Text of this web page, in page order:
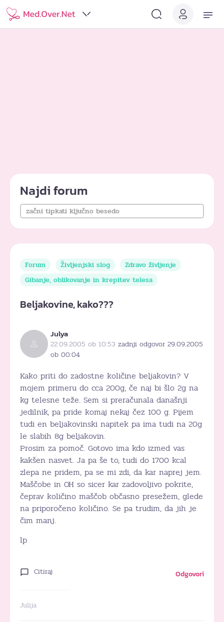
Najdi forum
Forum Življenjski slog
Zdravo življenje
Gibanje, oblikovanje in krepitev telesa
Beljakovine, kako???
Julya
22.09.2005 ob 10:53 zadnji odgovor 29.09.2005
ob 00:04
Kako priti do zadostne količine beljakovin? V
mojem primeru do cca 200g, če naj bi šlo 2g na
kg telesne teže. Sem si preračunala današnji
jedilnik, pa pride komaj nekaj čez 100 g. Pijem
tudi en beljakovinski napitek pa ima tudi na 20g
le slabih 8g beljakovin.
Prosim za pomoč. Gotovo ima kdo izmed vas
kakšen nasvet. Ja pa še to, tudi do 1700 kcal
zlepa ne pridem, pa se mi zdi, da kar naprej jem.
Maščobe in OH so sicer kar zadovoljivo pokrite,
čeprav količino maščob občasno presežem, glede
na priporočeno količino. Se pa trudim, da jih je
čim manj.
lp
Citiraj Odgovori
Julija